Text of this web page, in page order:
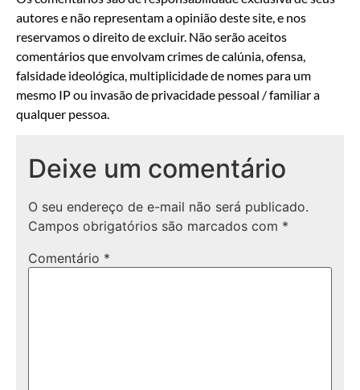
autores e não representam a opinião deste site, e nos
reservamos o direito de excluir. Não serão aceitos
comentários que envolvam crimes de calúnia, ofensa,
falsidade ideológica, multiplicidade de nomes para um
mesmo IP ou invasão de privacidade pessoal / familiar a
qualquer pessoa.
Deixe um comentário
O seu endereço de e-mail não será publicado.
Campos obrigatórios são marcados com *
Comentário *